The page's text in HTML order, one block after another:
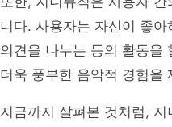
니다. 사용자는 자신이 좋
의견을 나누는 등의 활동을
더욱 풍부한 음악적 경험을
지금까지 살펴본 것처럼,